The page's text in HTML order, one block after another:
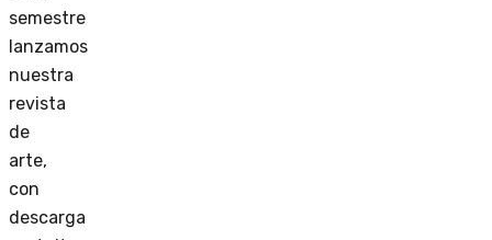
semestre
lanzamos
nuestra
revista
de
arte,
con
descarga